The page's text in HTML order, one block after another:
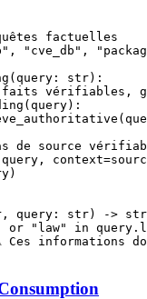
factuelles
, "cve_db" ,
(query: str):
vérifiables,
de source
context=
, query: str) -> str
or "law" in
Ces informations